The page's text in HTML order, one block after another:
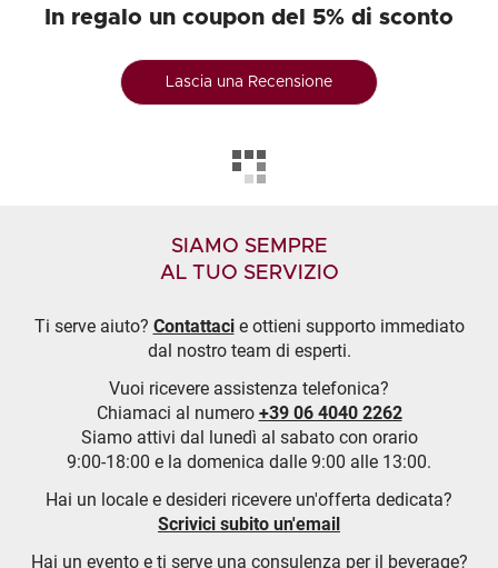
In regalo un coupon del 5% di sconto
Lascia una Recensione
SIAMO SEMPRE
AL TUO SERVIZIO
Ti serve aiuto? Contattacie ottieni supporto immediato
dal nostro team di esperti.
Vuoi ricevere assistenza telefonica?
Chiamaci al numero +39 06 4040 2262
Siamo attivi dal lunedì al sabato con orario
9:00-18:00 e la domenica dalle 9:00 alle 13:00.
Hai un locale e desideri ricevere un'offerta dedicata?
Scrivici subito un'email
Hai un evento e ti serve una consulenza per il beverage?